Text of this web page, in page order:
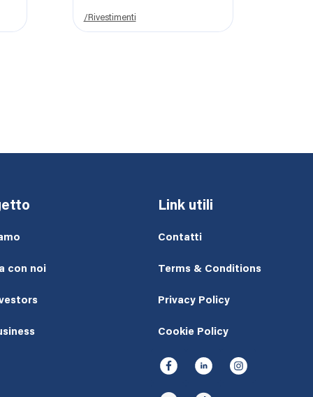
/Rivestimenti
con noi
Link utili
Contatti
Terms & Conditions
Privacy Policy
Cookie Policy